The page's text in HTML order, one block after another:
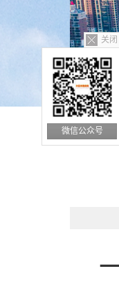
关闭
微信公众号
您的